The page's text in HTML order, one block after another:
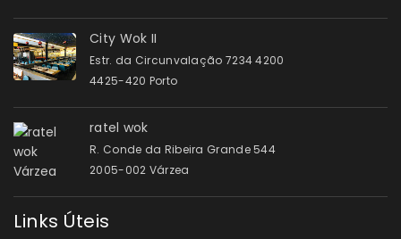
City Wok II
Estr. da Circunvalação 7234 4200
4425-420 Porto
ratel wok
R. Conde da Ribeira Grande 544
2005-002 Várzea
Links Úteis